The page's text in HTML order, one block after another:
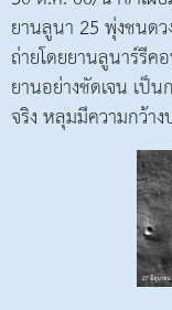
ยานลูนา 25 พุ่งชนด
ถ่ายโดยยานลูนาร์รีค
ยานอย่างชัดเจน เป็
จริง หลุมมีความกว้า